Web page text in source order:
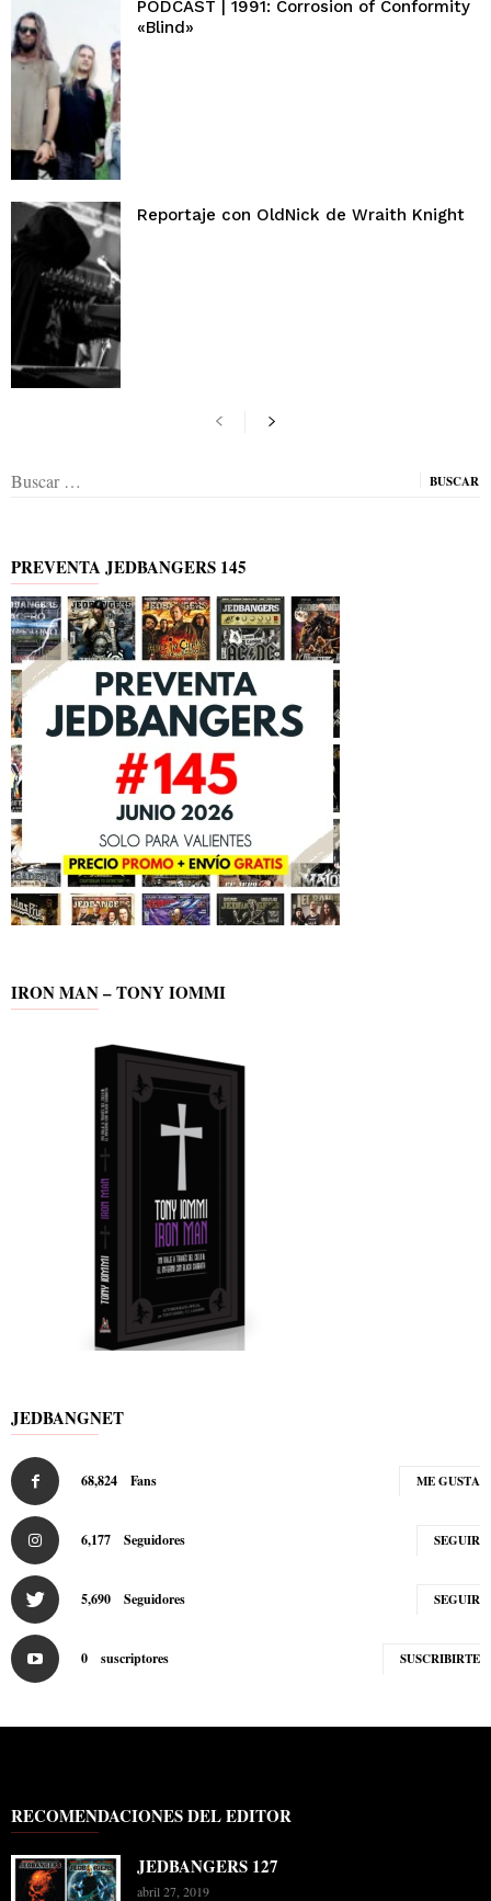
PODCAST | 1991: Corrosion of Conformity
«Blind»
Reportaje con OldNick de Wraith Knight
Buscar:
PREVENTA JEDBANGERS 145
IRON MAN – TONY IOMMI
JEDBANGNET
68,824 Fans ME GUSTA
6,177 Seguidores SEGUIR
5,690 Seguidores SEGUIR
0 suscriptores SUSCRIBIRTE
RECOMENDACIONES DEL EDITOR
JEDBANGERS 127
abril 27, 2019